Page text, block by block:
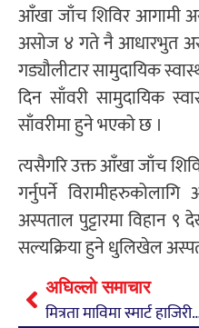
आँखा जाँच शिविर आगामी
असोज ४ गते नै आधारभुत
गड्यौलीटार सामुदायिक
दिन साँवरी सामुदायिक
साँवरीमा हुने भएको छ ।
त्यसैगरि उक्त आँखा जाँच
गर्नुपर्ने
अस्पताल पुट्टारमा विहान
सल्यक्रिया हुने धुलिखेल
अघिल्लो समाचार
मित्रता माविमा